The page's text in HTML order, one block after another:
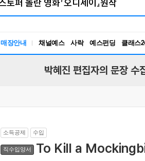
매장안내 채널예스 사락 예스펀딩 클래스
박혜진 편집자의 문장 수
소득공제 수입
직수입양서 To Kill a